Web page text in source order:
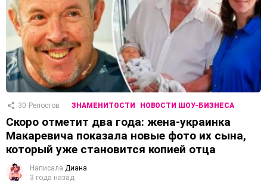
30 Репостов ЗНАМЕНИТОСТИ НОВОСТИ ШОУ-БИЗНЕСА
Скоро отметит два года: жена-украинка
Макаревича показала новые фото их сына,
который уже становится копией отца
Написала Диана
3 года назад